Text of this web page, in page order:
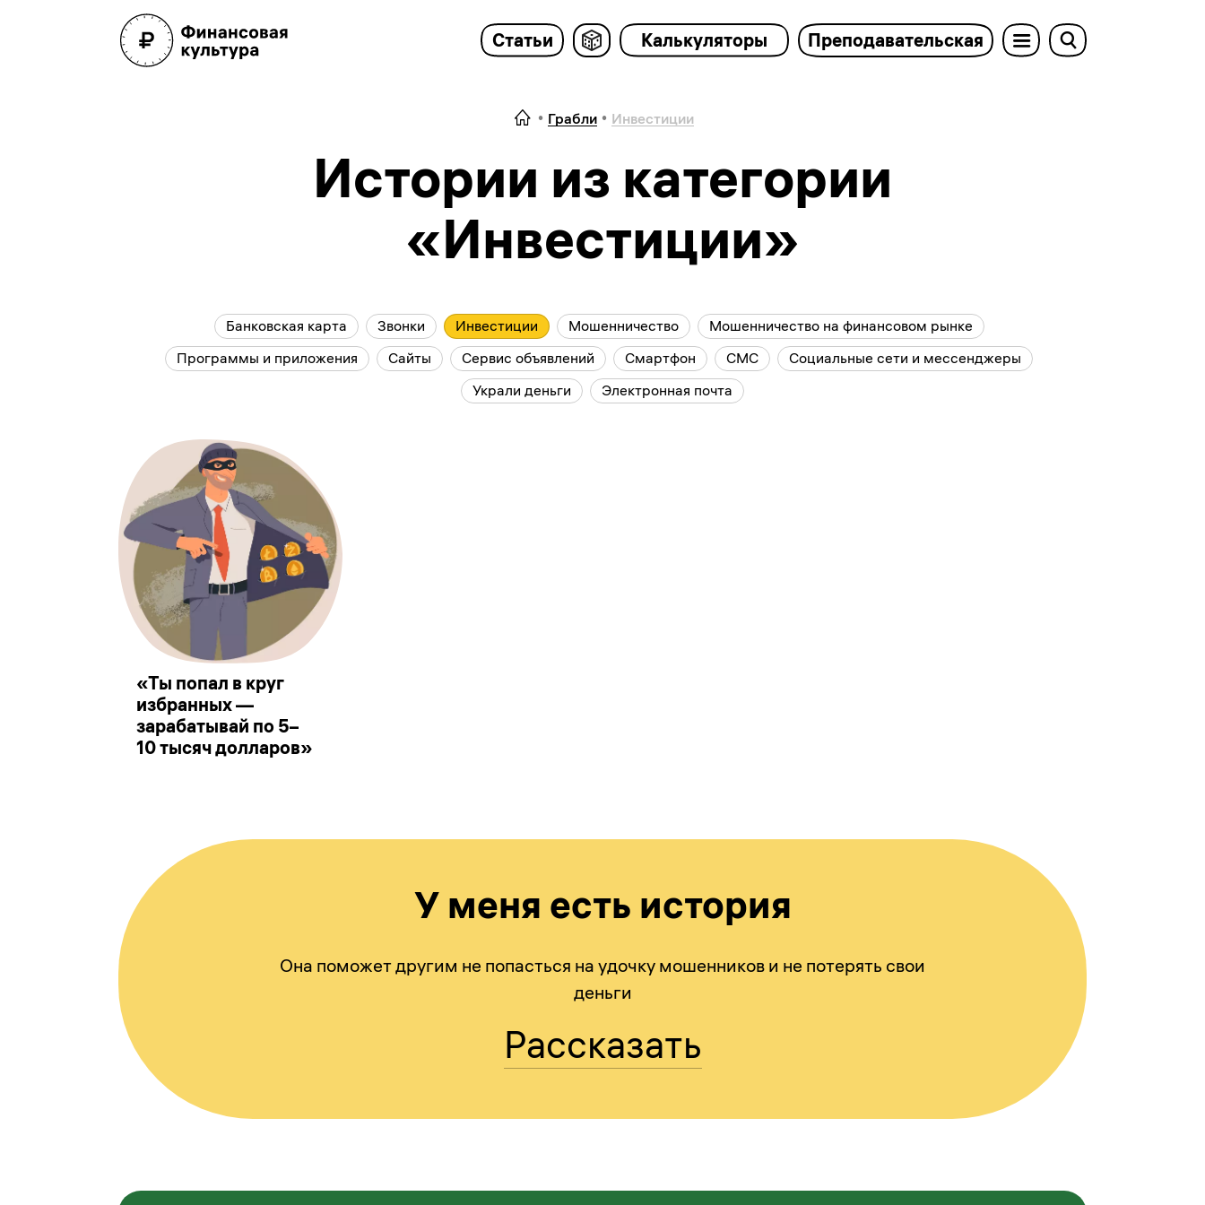
Статьи Калькуляторы Преподавательская
Грабли Инвестиции
Истории из категории
«Инвестиции»
Банковская карта Звонки Инвестиции Мошенничество
Мошенничество на финансовом рынке
Программы и приложения
Сайты Сервис объявлений Смартфон СМС
Социальные сети и мессенджеры
Украли деньги
Электронная почта
«Ты попал в круг
избранных —
зарабатывай по 5–
10 тысяч долларов»
У меня есть история
Она поможет другим не попасться на удочку мошенников и не потерять свои
деньги
Рассказать